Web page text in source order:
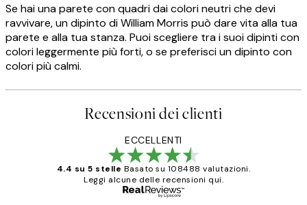
Se hai una parete con quadri dai colori neutri che devi
ravvivare, un dipinto di William Morris può dare vita alla tua
parete e alla tua stanza. Puoi scegliere tra i suoi dipinti con
colori leggermente più forti, o se preferisci un dipinto con
colori più calmi.
Recensioni dei clienti
ECCELLENTI
4.4 su 5 stelle Basato su 108488 valutazioni.
Leggi alcune delle recensioni qui.